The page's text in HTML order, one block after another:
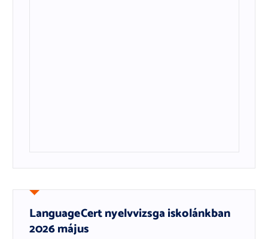
LanguageCert nyelvvizsga iskolánkban
2026 május